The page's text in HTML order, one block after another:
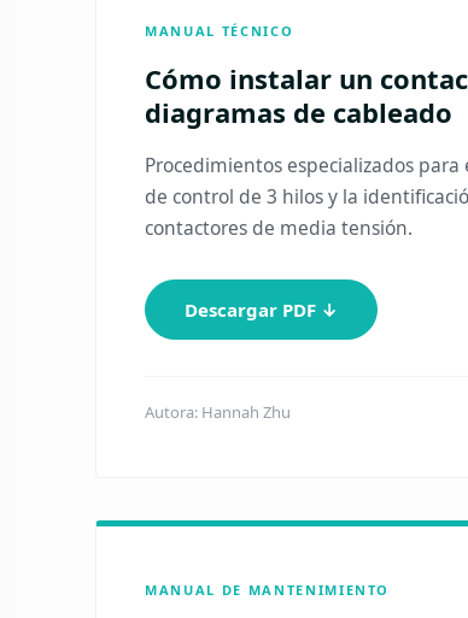
MANUAL TÉCNICO
Cómo instalar un
diagramas de cableado
Procedimientos especializados
de control de 3 hilos y la
contactores de media tensión.
Descargar PDF ↓
Autora: Hannah Zhu
MANUAL DE MANTENIMIENTO